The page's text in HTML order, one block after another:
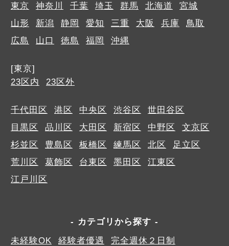
東京
神奈川 千葉 埼玉 群馬 北海道
宮城
山形
新潟 静岡 愛知 三重 大阪 兵庫
鳥取
広島
山口 徳島 福岡 沖縄
[東京]
23区内
23区外
千代田区 港区 中央区 渋谷区
世田谷区
目黒区
品川区 大田区 新宿区 中野区
文京区
杉並区
豊島区 板橋区 練馬区 北区
足立区
荒川区
葛飾区 台東区 墨田区
江東区
江戸川区
カテゴリから探す
未経験OK
経験者優遇
完全週休２日制